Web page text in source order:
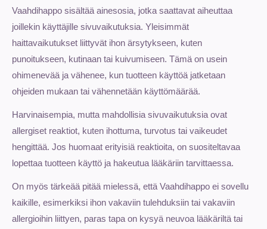
Vaahdihappo sisältää ainesosia, jotka saattavat aiheuttaa
joillekin käyttäjille sivuvaikutuksia. Yleisimmät
haittavaikutukset liittyvät ihon ärsytykseen, kuten
punoitukseen, kutinaan tai kuivumiseen. Tämä on usein
ohimenevää ja vähenee, kun tuotteen käyttöä jatketaan
ohjeiden mukaan tai vähennetään käyttömäärää.
Harvinaisempia, mutta mahdollisia sivuvaikutuksia ovat
allergiset reaktiot, kuten ihottuma, turvotus tai vaikeudet
hengittää. Jos huomaat erityisiä reaktioita, on suositeltavaa
lopettaa tuotteen käyttö ja hakeutua lääkäriin tarvittaessa.
On myös tärkeää pitää mielessä, että Vaahdihappo ei sovellu
kaikille, esimerkiksi ihon vakaviin tulehduksiin tai vakaviin
allergioihin liittyen, paras tapa on kysyä neuvoa lääkäriltä tai